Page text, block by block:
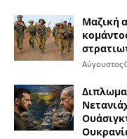
Μαζική
Αύγουστος